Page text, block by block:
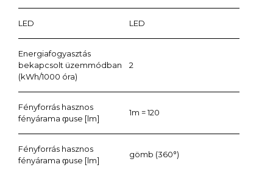
LED LED
Energiafogyasztás
bekapcsolt üzemmódban
(kWh/1000 óra)
2
Fényforrás hasznos
fényárama ჶuse [lm]
1m = 120
Fényforrás hasznos
fényárama ჶuse [lm]
gömb (360°)